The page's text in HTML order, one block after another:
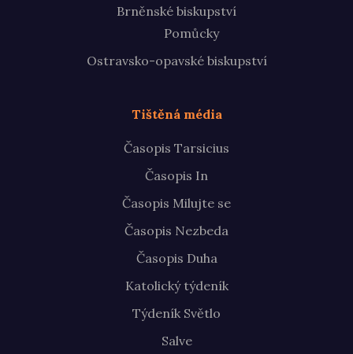
Brněnské biskupství
Pomůcky
Ostravsko-opavské biskupství
Tištěná média
Časopis Tarsicius
Časopis In
Časopis Milujte se
Časopis Nezbeda
Časopis Duha
Katolický týdeník
Týdeník Světlo
Salve